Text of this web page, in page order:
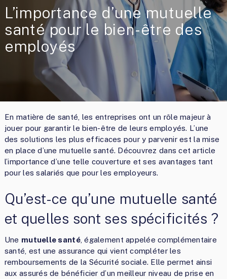
L’importance d’une mutuelle
santé pour le bien-être des
employés
En matière de santé, les entreprises ont un rôle majeur à
jouer pour garantir le bien-être de leurs employés. L’une
des solutions les plus efficaces pour y parvenir est la mise
en place d’une mutuelle santé. Découvrez dans cet article
l’importance d’une telle couverture et ses avantages tant
pour les salariés que pour les employeurs.
Qu’est-ce qu’une mutuelle santé
et quelles sont ses spécificités ?
Une mutuelle santé, également appelée complémentaire
santé, est une assurance qui vient compléter les
remboursements de la Sécurité sociale. Elle permet ainsi
aux assurés de bénéficier d’un meilleur niveau de prise en